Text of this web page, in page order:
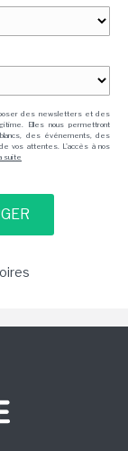
des newsletters et des
Elles nous permettront
des événements, des
vos attentes. L'accès à nos
suite